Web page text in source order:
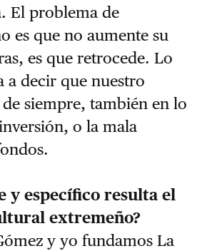
El problema de
es que no aumente su
es que retrocede. Lo
a decir que nuestro
siempre, también en lo
o la mala
y específico resulta el
extremeño?
y yo fundamos La